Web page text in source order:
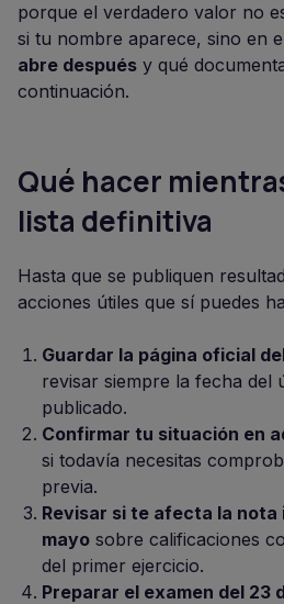
porque el verdadero valor no
si tu nombre aparece, sino en
abre después y qué
continuación.
Qué hacer
lista definitiva
Hasta que se publiquen
acciones útiles que sí puedes
Guardar la página oficial
revisar siempre la fecha del
publicado.
Confirmar tu situación en
si todavía necesitas
previa.
Revisar si te afecta la nota
mayo sobre calificaciones
del primer ejercicio.
Preparar el examen del 23